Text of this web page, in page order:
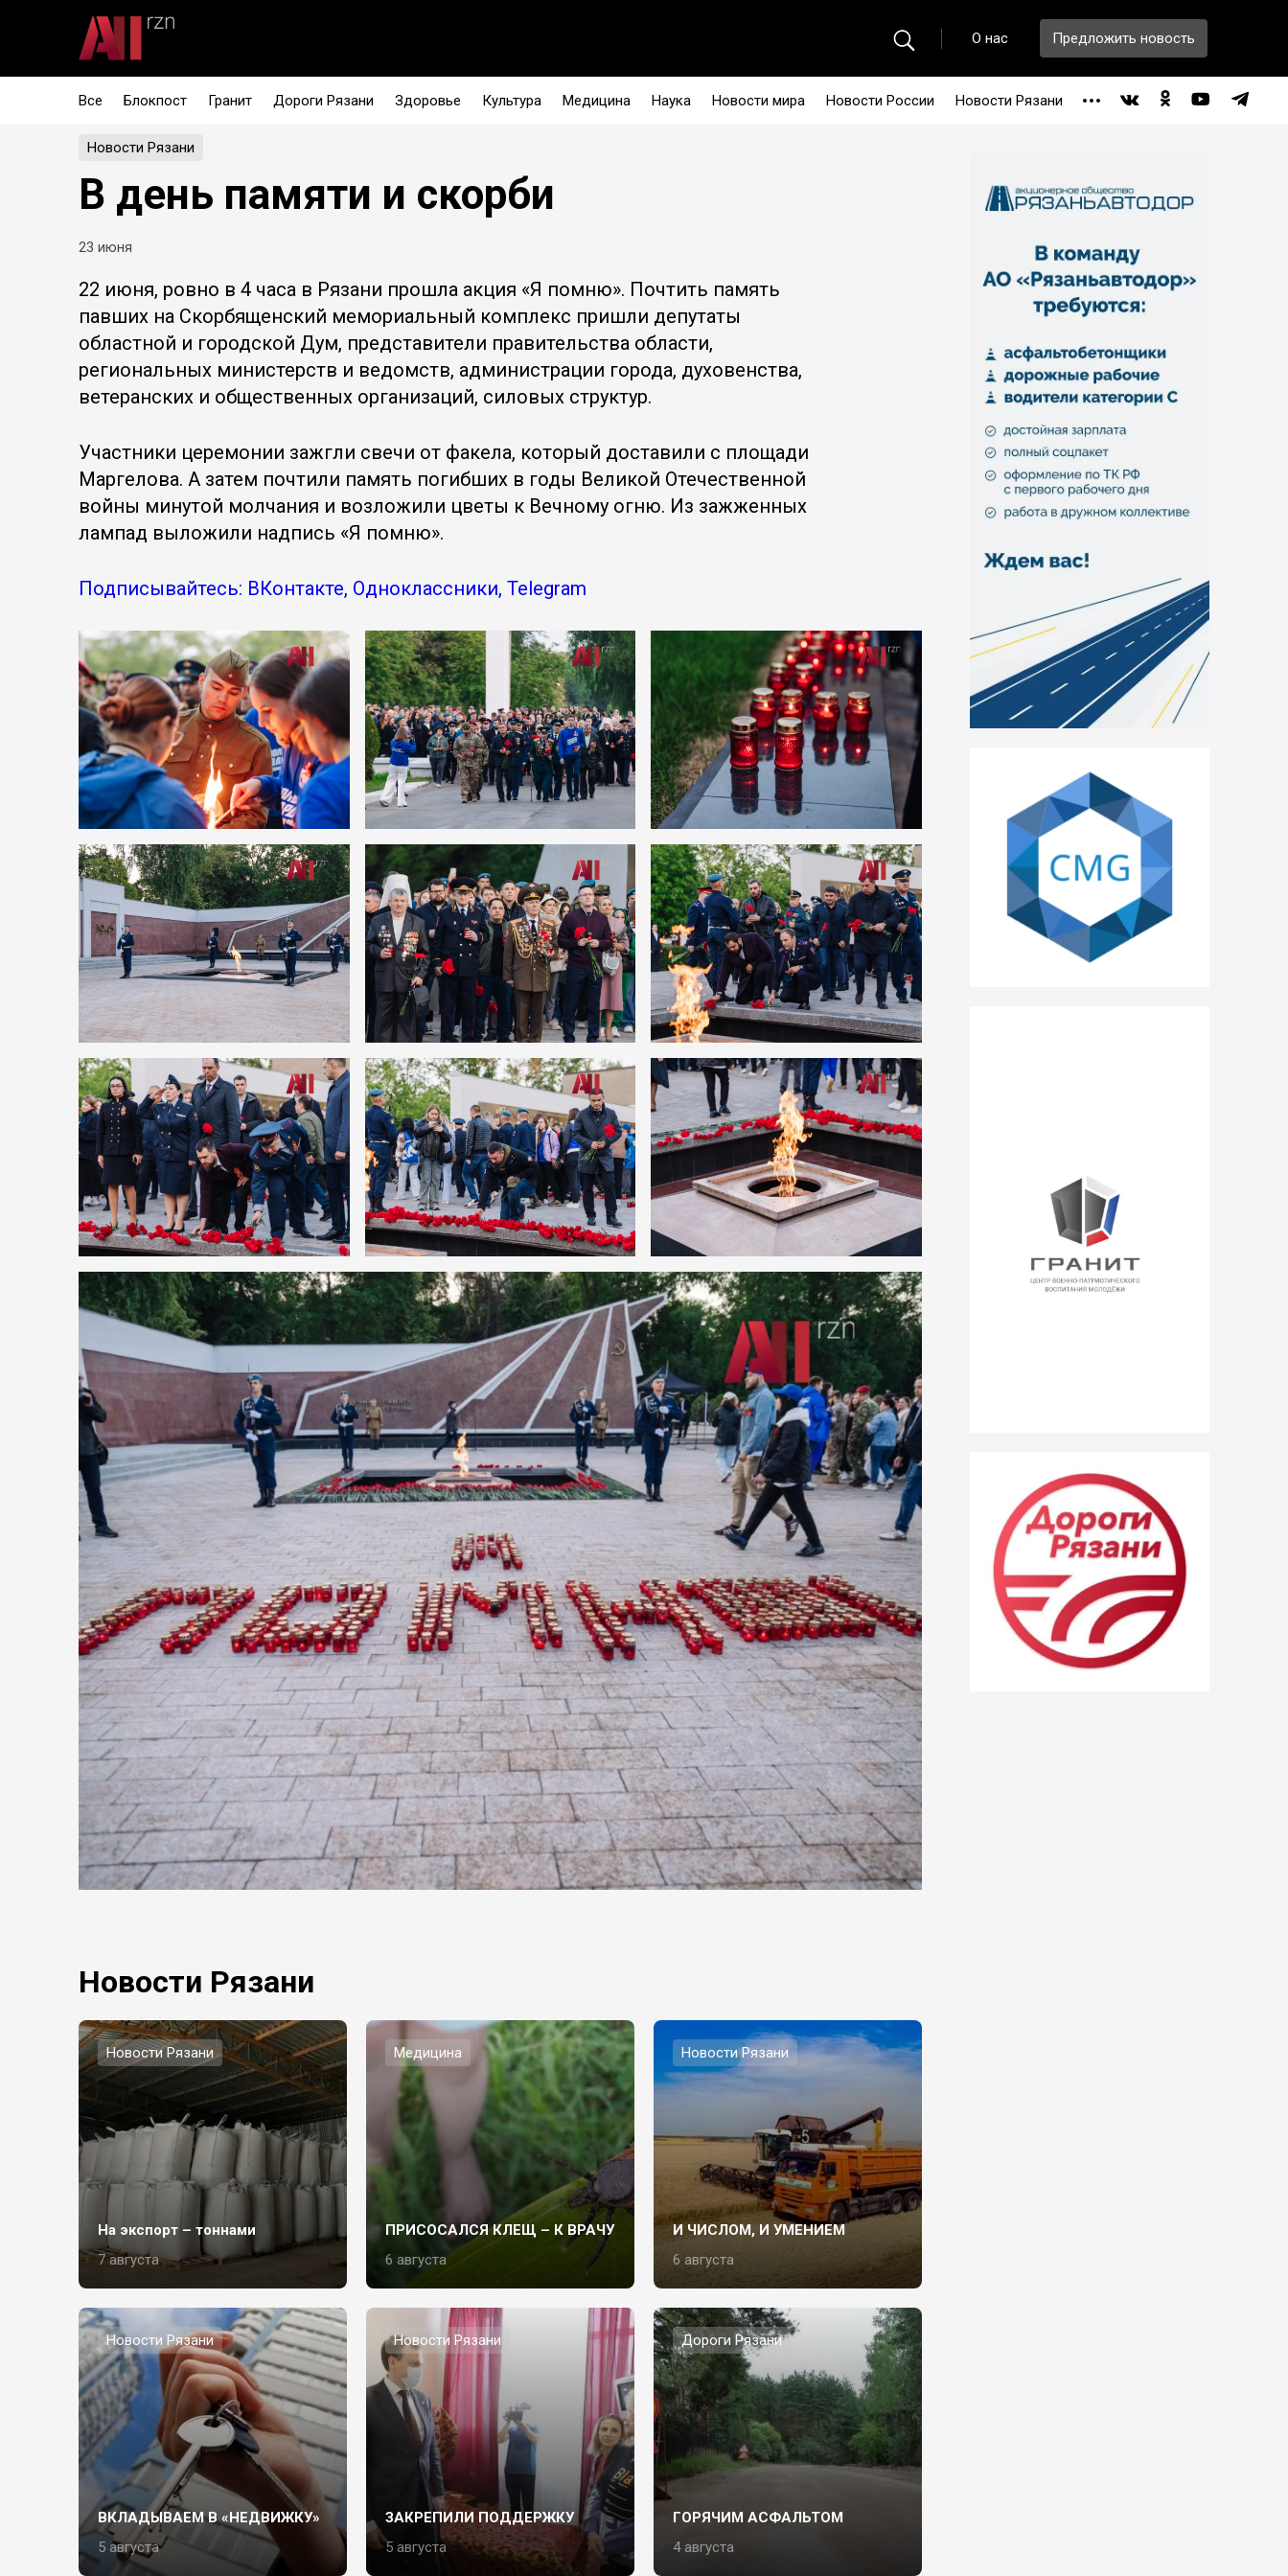
О нас Предложить новость
Все Блокпост Гранит Дороги Рязани Здоровье Культура Медицина Наука Новости мира Новости России Новости Рязани
Новости Рязани
В день памяти и скорби
23 июня
22 июня, ровно в 4 часа в Рязани прошла акция «Я помню». Почтить память
павших на Скорбященский мемориальный комплекс пришли депутаты
областной и городской Дум, представители правительства области,
региональных министерств и ведомств, администрации города, духовенства,
ветеранских и общественных организаций, силовых структур.
Участники церемонии зажгли свечи от факела, который доставили с площади
Маргелова. А затем почтили память погибших в годы Великой Отечественной
войны минутой молчания и возложили цветы к Вечному огню. Из зажженных
лампад выложили надпись «Я помню».
Подписывайтесь: ВКонтакте, Одноклассники, Telegram
Новости Рязани
Новости Рязани
На экспорт – тоннами
7 августа
Медицина
ПРИСОСАЛСЯ КЛЕЩ – К ВРАЧУ
6 августа
Новости Рязани
И ЧИСЛОМ, И УМЕНИЕМ
6 августа
Новости Рязани
ВКЛАДЫВАЕМ В «НЕДВИЖКУ»
5 августа
Новости Рязани
ЗАКРЕПИЛИ ПОДДЕРЖКУ
5 августа
Дороги Рязани
ГОРЯЧИМ АСФАЛЬТОМ
4 августа